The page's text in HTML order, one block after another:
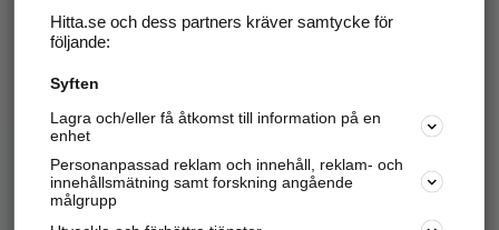
Hitta.se - Gratis nummerupplysning.
Sök företag, personer och platser.
Hitta telefonnummer, adresser, företagsinfo mm.
Hitta.se och dess partners kräver samtycke för
följande:
Syften
Lagra och/eller få åtkomst till information på en
enhet
Personanpassad reklam och innehåll, reklam- och
innehållsmätning samt forskning angående
målgrupp